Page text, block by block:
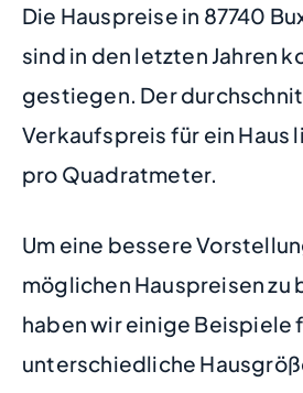
Die Hauspreise in 87740
sind in den letzten Jahren
gestiegen. Der
Verkaufspreis für ein Haus
pro Quadratmeter.
Um eine bessere
möglichen Hauspreisen zu
haben wir einige Beispiele
unterschiedliche